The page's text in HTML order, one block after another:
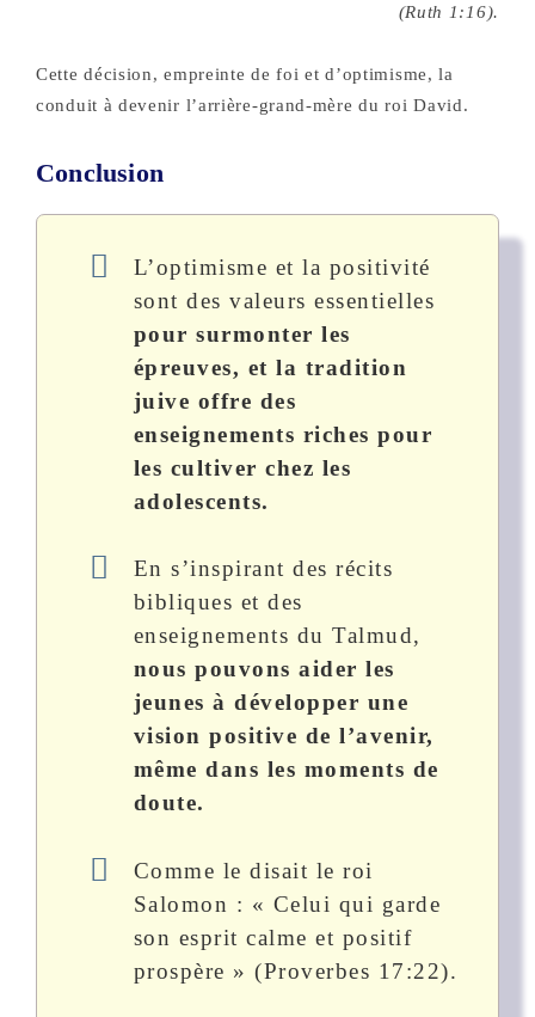
(Ruth 1:16).
Cette décision, empreinte de foi et d’optimisme, la
conduit à devenir l’arrière-grand-mère du roi David.
Conclusion
L’optimisme et la positivité
sont des valeurs essentielles
pour surmonter les
épreuves, et la tradition
juive offre des
enseignements riches pour
les cultiver chez les
adolescents.
En s’inspirant des récits
bibliques et des
enseignements du Talmud,
nous pouvons aider les
jeunes à développer une
vision positive de l’avenir,
même dans les moments de
doute.
Comme le disait le roi
Salomon : « Celui qui garde
son esprit calme et positif
prospère » (Proverbes 17:22).